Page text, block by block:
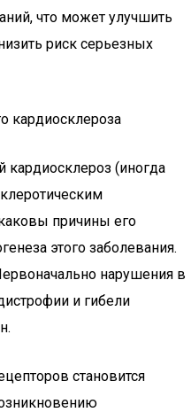
что может улучшить
риск серьезных
кардиосклероза
кардиосклероз (иногда
причины его
этого заболевания.
нарушения в
и гибели
становится